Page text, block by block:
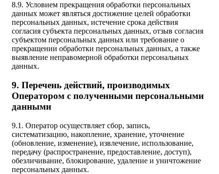
8.9. Условием прекращения обработки персональных
данных может являться достижение целей обработки
персональных данных, истечение срока действия
согласия субъекта персональных данных, отзыв согласия
субъектом персональных данных или требование о
прекращении обработки персональных данных, а также
выявление неправомерной обработки персональных
данных.
9. Перечень действий, производимых
Оператором с полученными персональными
данными
9.1. Оператор осуществляет сбор, запись,
систематизацию, накопление, хранение, уточнение
(обновление, изменение), извлечение, использование,
передачу (распространение, предоставление, доступ),
обезличивание, блокирование, удаление и уничтожение
персональных данных.